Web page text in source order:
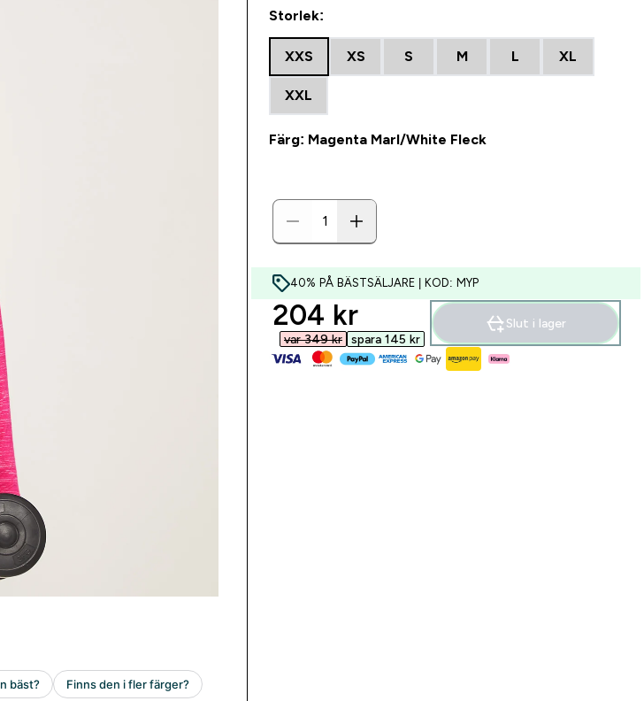
Storlek:
XXS XS S M L XL
XXL
Färg: Magenta Marl/White Fleck
40% PÅ BÄSTSÄLJARE | KOD: MYP
discounted price
204 kr‎
var 349 kr‎ spara 145 kr‎
Slut i lager